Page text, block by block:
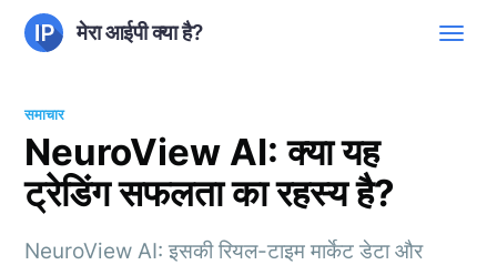
मेरा आईपी क्या है?
समाचार
NeuroView AI: क्या यह
ट्रेडिंग सफलता का रहस्य है?
NeuroView AI: इसकी रियल-टाइम मार्केट डेटा और